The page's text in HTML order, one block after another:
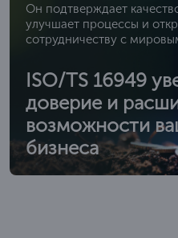
Он подтверждает
улучшает процессы и
сотрудничеству с
ISO/TS 16949
доверие и
возможности
бизнеса